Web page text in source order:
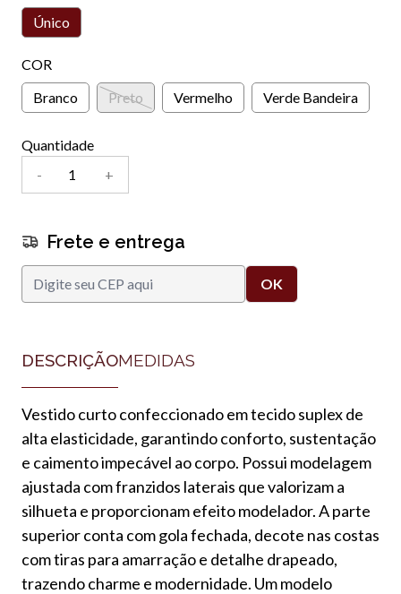
Único
COR
Branco
Preto Vermelho Verde Bandeira
Quantidade
-
+
Frete e entrega
DESCRIÇÃOMEDIDAS
Vestido curto confeccionado em tecido suplex de
alta elasticidade, garantindo conforto, sustentação
e caimento impecável ao corpo. Possui modelagem
ajustada com franzidos laterais que valorizam a
silhueta e proporcionam efeito modelador. A parte
superior conta com gola fechada, decote nas costas
com tiras para amarração e detalhe drapeado,
trazendo charme e modernidade. Um modelo